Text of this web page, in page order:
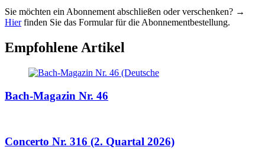
Sie möchten ein Abonnement abschließen oder verschenken? →
Hierfinden Sie das Formular für die Abonnementbestellung.
Empfohlene Artikel
Bach-Magazin Nr. 46
Concerto Nr. 316 (2. Quartal 2026)